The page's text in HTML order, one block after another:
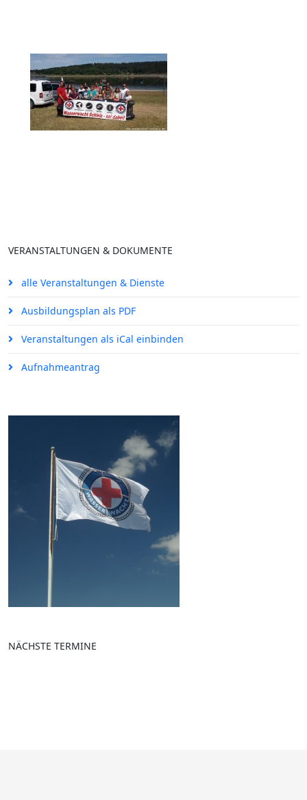
VERANSTALTUNGEN & DOKUMENTE
alle Veranstaltungen & Dienste
Ausbildungsplan als PDF
Veranstaltungen als iCal einbinden
Aufnahmeantrag
NÄCHSTE TERMINE